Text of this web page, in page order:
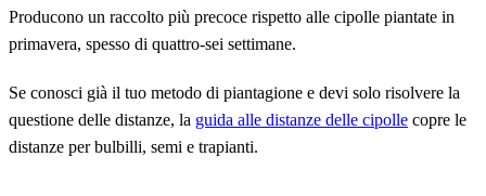
Producono un raccolto più precoce rispetto alle cipolle piantate in
primavera, spesso di quattro-sei settimane.
Se conosci già il tuo metodo di piantagione e devi solo risolvere la
questione delle distanze, la guida alle distanze delle cipolle copre le
distanze per bulbilli, semi e trapianti.